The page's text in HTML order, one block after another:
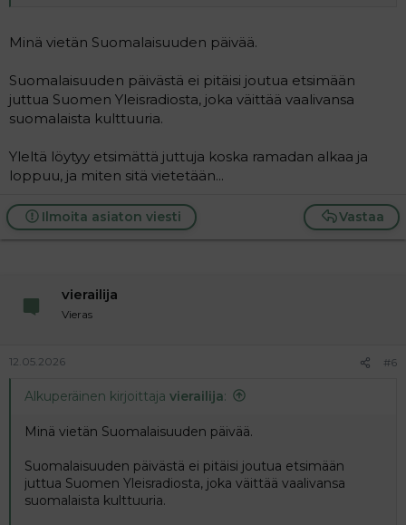
Minä vietän Suomalaisuuden päivää.
Suomalaisuuden päivästä ei pitäisi joutua etsimään
juttua Suomen Yleisradiosta, joka väittää vaalivansa
suomalaista kulttuuria.
Yleltä löytyy etsimättä juttuja koska ramadan alkaa ja
loppuu, ja miten sitä vietetään...
Vastaa
Ilmoita asiaton viesti
vierailija
Vieras
12.05.2026 #6
Alkuperäinen kirjoittaja vierailija:
Minä vietän Suomalaisuuden päivää.
Suomalaisuuden päivästä ei pitäisi joutua etsimään
juttua Suomen Yleisradiosta, joka väittää vaalivansa
suomalaista kulttuuria.